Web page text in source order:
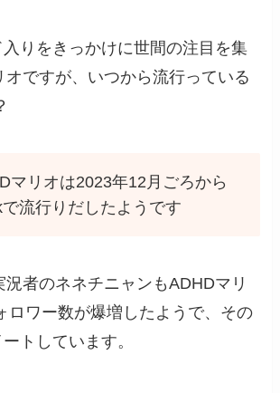
りをきっかけに世間の注目を集
オですが、いつから流行っている
マリオは2023年12月ごろから
流行りだしたようです
者のネネチニャンもADHDマリ
ロワー数が爆増したようで、その
トしています。